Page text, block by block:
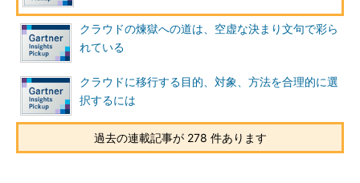
クラウドの煉獄への道は、空虚な決まり文句で彩ら
れている
クラウドに移行する目的、対象、方法を合理的に選
択するには
過去の連載記事が 278 件あります